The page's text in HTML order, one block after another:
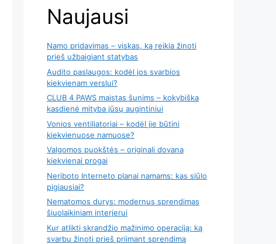
Naujausi
Namo pridavimas – viskas, ką reikia žinoti
prieš užbaigiant statybas
Audito paslaugos: kodėl jos svarbios
kiekvienam verslui?
CLUB 4 PAWS maistas šunims – kokybiška
kasdienė mityba jūsų augintiniui
Vonios ventiliatoriai – kodėl jie būtini
kiekvienuose namuose?
Valgomos puokštės – originali dovana
kiekvienai progai
Neriboto Interneto planai namams: kas siūlo
pigiausiai?
Nematomos durys: modernus sprendimas
šiuolaikiniam interjerui
Kur atlikti skrandžio mažinimo operaciją: ką
svarbu žinoti prieš priimant sprendimą